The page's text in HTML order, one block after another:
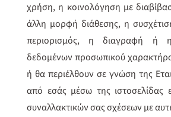
χρήση, η κοινολόγηση με
άλλη μορφή διάθεσης, η
περιορισμός, η διαγραφή ή
δεδομένων προσωπικού
ή θα περιέλθουν σε γνώση της
από εσάς μέσω της ιστοσελίδας
συναλλακτικών σας σχέσεων με